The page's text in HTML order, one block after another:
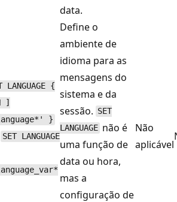
data.
LANGUAGE {
]
}
SET LANGUAGE
Define o
ambiente de
idioma para as
mensagens do
sistema e da
sessão. SET
LANGUAGE não é
uma função de
data ou hora,
mas a
configuração de
Não
aplicável